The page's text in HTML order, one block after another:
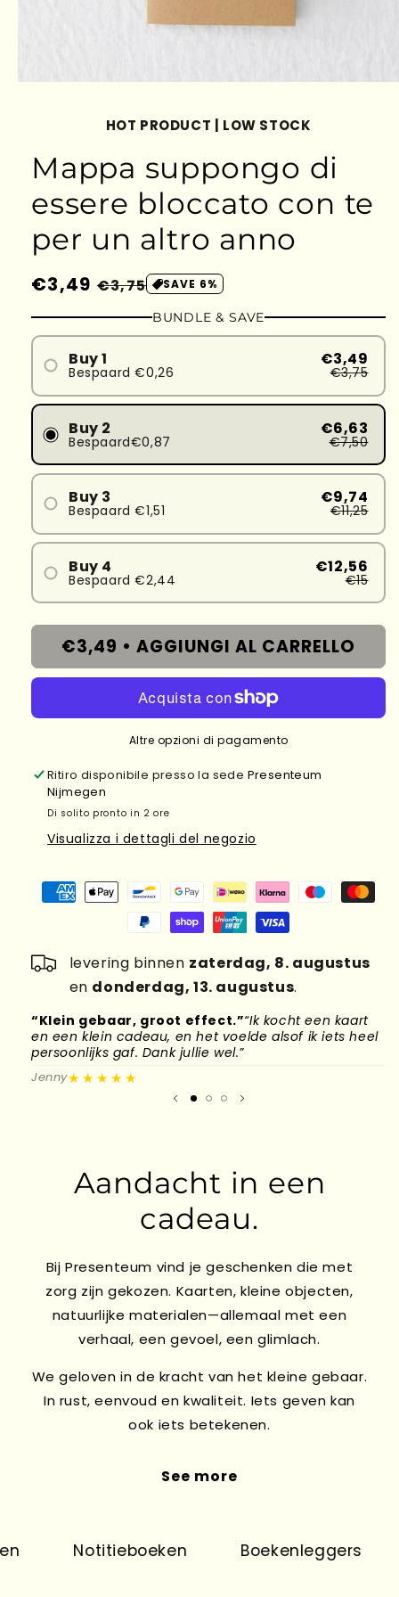
HOT PRODUCT | LOW STOCK
Mappa suppongo di
essere bloccato con te
per un altro anno
Prezzo
di
listino
€3,49 Prezzo
scontato
€3,75 SAVE 6%
BUNDLE & SAVE
Buy 1
Bespaard €0,26
€3,49
€3,75
Buy 2
Bespaard€0,87
€6,63
€7,50
Buy 3
Bespaard €1,51
€9,74
€11,25
Buy 4
Bespaard €2,44
€12,56
€15
€3,49 • AGGIUNGI AL CARRELLO
Altre opzioni di pagamento
Ritiro disponibile presso la sede Presenteum
Nijmegen
Di solito pronto in 2 ore
Visualizza i dettagli del negozio
levering binnen zaterdag, 8. augustus
en donderdag, 13. augustus.
“Klein gebaar, groot effect.”“Ik kocht een kaart
en een klein cadeau, en het voelde alsof ik iets heel
persoonlijks gaf. Dank jullie wel.”
Jenny★★★★★
Aandacht in een
cadeau.
Bij Presenteum vind je geschenken die met
zorg zijn gekozen. Kaarten, kleine objecten,
natuurlijke materialen—allemaal met een
verhaal, een gevoel, een glimlach.
We geloven in de kracht van het kleine gebaar.
In rust, eenvoud en kwaliteit. Iets geven kan
ook iets betekenen.
See more
Notitieboeken Boekenleggers